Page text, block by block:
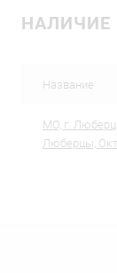
НАЛИЧИЕ
Название
МО, г.
Люберцы,